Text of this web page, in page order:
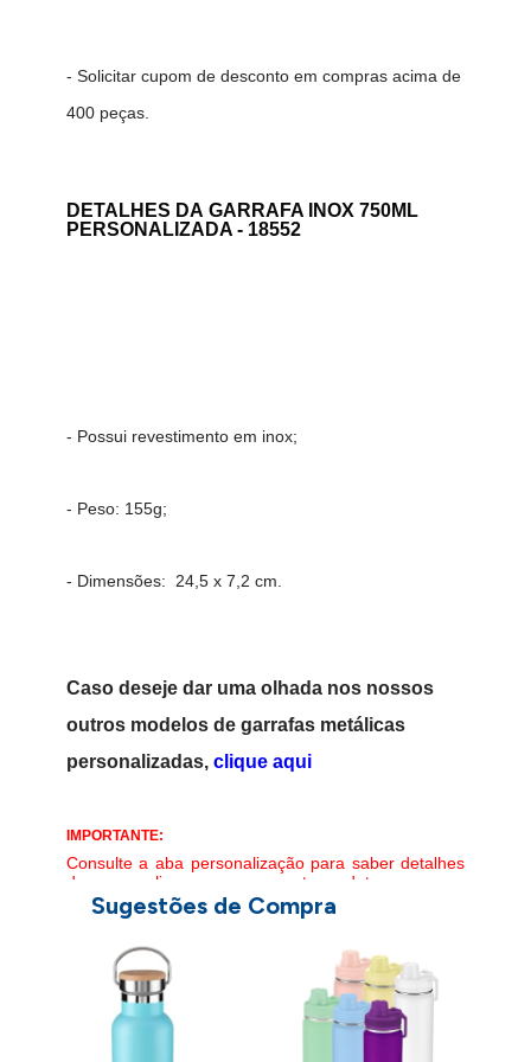
- Solicitar cupom de desconto em compras acima de
400 peças.
DETALHES DA GARRAFA INOX 750ML
PERSONALIZADA - 18552
- Possui revestimento em inox;
- Peso: 155g;
- Dimensões: 24,5 x 7,2 cm.
Caso deseje dar uma olhada nos nossos
outros modelos de garrafas metálicas
personalizadas, clique aqui
IMPORTANTE:
Consulte a aba personalização para saber detalhes
de como aplicar sua marca neste produto.
Sugestões de Compra